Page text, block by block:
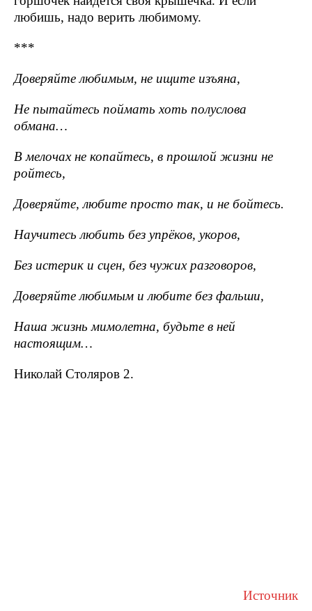
любишь, надо верить любимому.
***
Доверяйте любимым, не ищите изъяна,
Не пытайтесь поймать хоть полуслова
обмана…
В мелочах не копайтесь, в прошлой жизни не
ройтесь,
Доверяйте, любите просто так, и не бойтесь.
Научитесь любить без упрёков, укоров,
Без истерик и сцен, без чужих разговоров,
Доверяйте любимым и любите без фальши,
Наша жизнь мимолетна, будьте в ней
настоящим…
Николай Столяров 2.
Источник